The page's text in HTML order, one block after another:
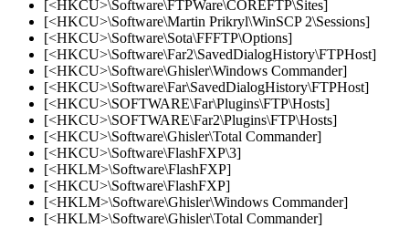
[<HKCU>\Software\FTPWare\COREFTP\Sites]
[<HKCU>\Software\Martin Prikryl\WinSCP 2\Sessions]
[<HKCU>\Software\Sota\FFFTP\Options]
[<HKCU>\Software\Far2\SavedDialogHistory\FTPHost]
[<HKCU>\Software\Ghisler\Windows Commander]
[<HKCU>\Software\Far\SavedDialogHistory\FTPHost]
[<HKCU>\SOFTWARE\Far\Plugins\FTP\Hosts]
[<HKCU>\SOFTWARE\Far2\Plugins\FTP\Hosts]
[<HKCU>\Software\Ghisler\Total Commander]
[<HKCU>\Software\FlashFXP\3]
[<HKLM>\Software\FlashFXP]
[<HKCU>\Software\FlashFXP]
[<HKLM>\Software\Ghisler\Windows Commander]
[<HKLM>\Software\Ghisler\Total Commander]